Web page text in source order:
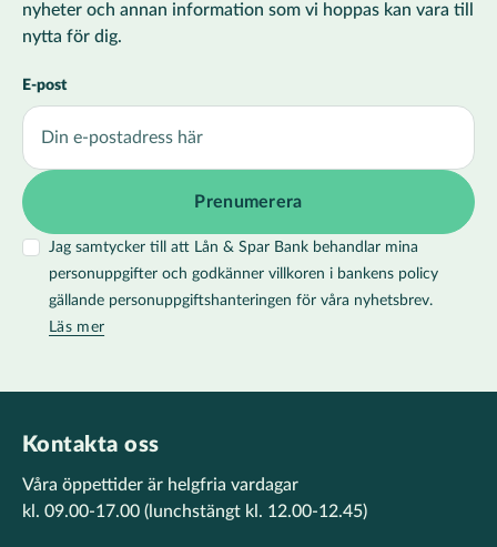
nyheter och annan information som vi hoppas kan vara till
nytta för dig.
E-post
Jag samtycker till att Lån & Spar Bank behandlar mina
personuppgifter och godkänner villkoren i bankens policy
gällande personuppgiftshanteringen för våra nyhetsbrev.
Läs mer
Kontakta oss
Våra öppettider är helgfria vardagar
kl. 09.00-17.00 (lunchstängt kl. 12.00-12.45)